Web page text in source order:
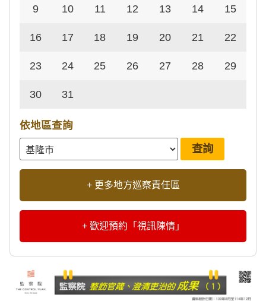
9 10 11 12 13 14 15
16 17 18 19 20 21 22
23 24 25 26 27 28 29
30 31
依地區查詢
+ 更多地方巡察責任區
+ 歡迎預約「視訊陳情」